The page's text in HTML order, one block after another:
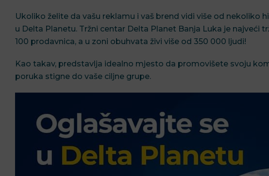
Ukoliko želite da vašu reklamu i vaš brend vidi više od nekoliko
u Delta Planetu. Tržni centar Delta Planet Banja Luka je najveći
100 prodavnica, a u zoni obuhvata živi više od 350 000 ljudi!
Kao takav, predstavlja idealno mjesto da promovišete svoju
poruka stigne do vaše ciljne grupe.